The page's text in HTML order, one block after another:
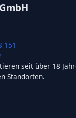
151
seit über 18
Standorten.